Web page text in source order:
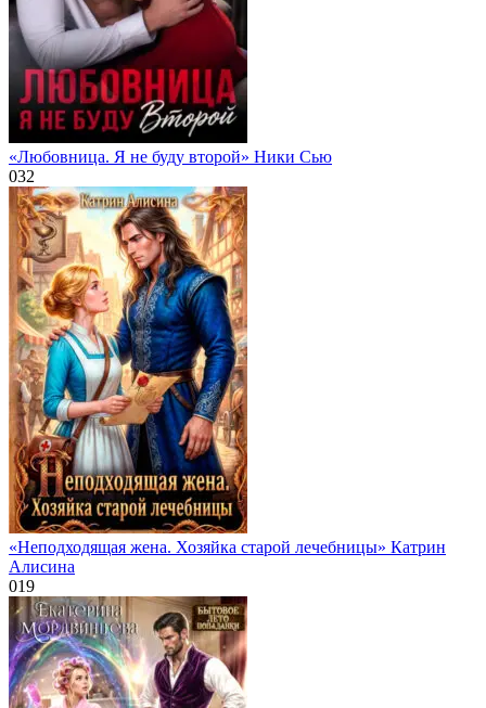
«Любовница. Я не буду второй» Ники Сью
032
«Неподходящая жена. Хозяйка старой лечебницы» Катрин
Алисина
019